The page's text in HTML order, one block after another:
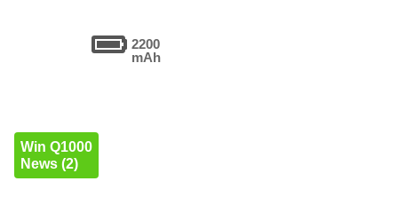
2200
mAh
Win Q1000
News (2)